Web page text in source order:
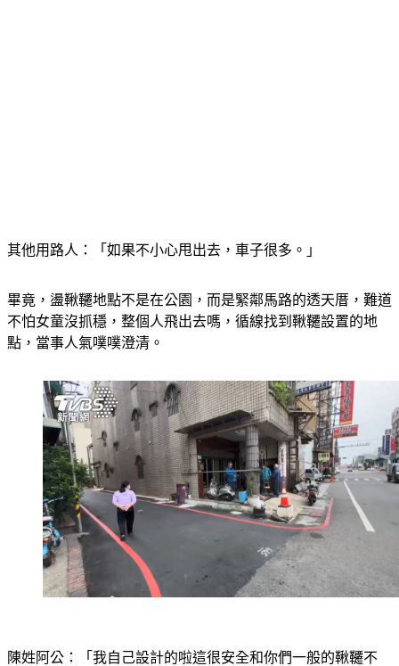
其他用路人：「如果不小心甩出去，車子很多。」
畢竟，盪鞦韆地點不是在公園，而是緊鄰馬路的透天厝，難道
不怕女童沒抓穩，整個人飛出去嗎，循線找到鞦韆設置的地
點，當事人氣噗噗澄清。
陳姓阿公：「我自己設計的啦這很安全和你們一般的鞦韆不